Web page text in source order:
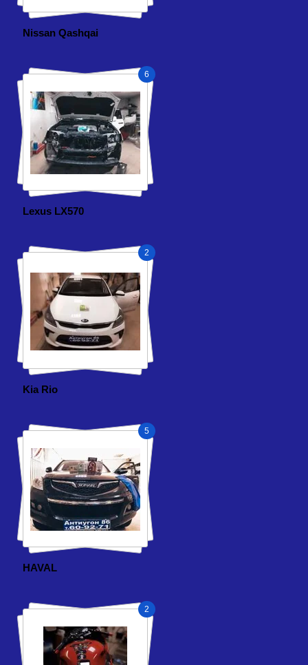
Nissan Qashqai
6
Lexus LX570
2
Kia Rio
5
HAVAL
2